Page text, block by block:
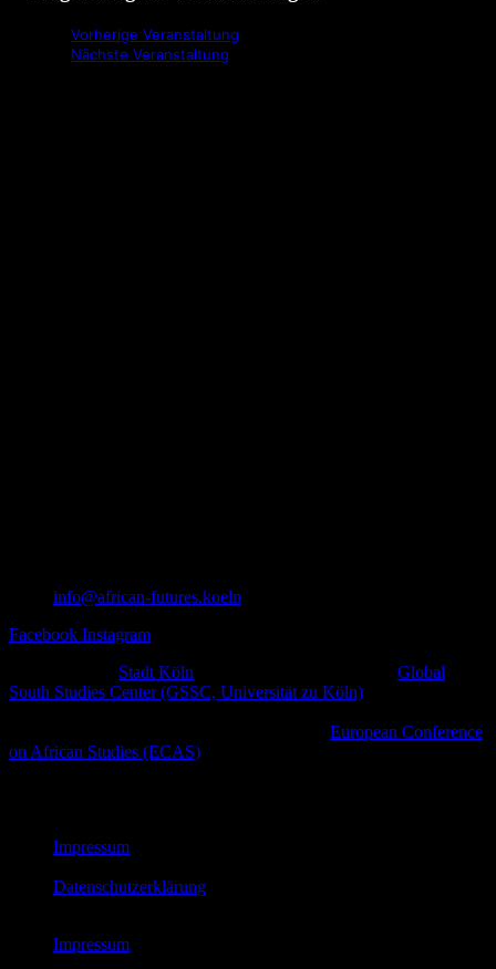
Vorherige Veranstaltung
Nächste Veranstaltung
info@african-futures.koeln
Facebook Instagram
Stadt Köln
Global
South Studies Center (GSSC, Universität zu Köln)
European Conference
on African Studies (ECAS)
Impressum
Datenschutzerklärung
Impressum